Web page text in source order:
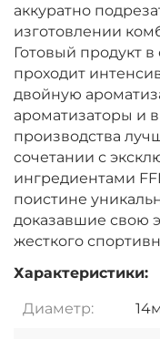
аккуратно
изготовлении
Готовый продукт
проходит
двойную
ароматизаторы и
производства
сочетании с
ингредиентами
поистине
доказавшие свою
жесткого
Характеристики:
Диаметр: